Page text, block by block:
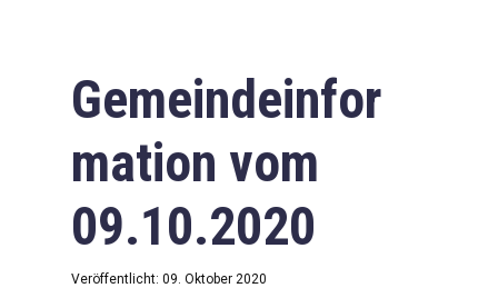
Gemeindeinfor
mation vom
09.10.2020
Veröffentlicht: 09. Oktober 2020